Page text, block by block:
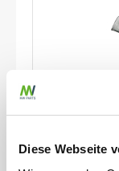
Diese Webseite